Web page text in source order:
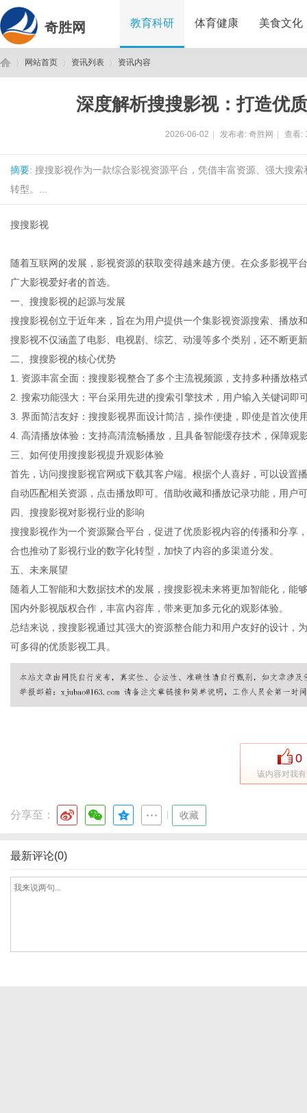
奇胜网 教育科研 体育健康 美食文化
网站首页 资讯列表 资讯内容
深度解析搜搜影视：打造优
2026-06-02 发布者: 奇胜网 查看:
摘要: 搜搜影视作为一款综合影视资源平台，凭借丰富资源、强大搜
转型。...
搜搜影视
随着互联网的发展，影视资源的获取变得越来越方便。在众多影视平
广大影视爱好者的首选。
一、搜搜影视的起源与发展
搜搜影视创立于近年来，旨在为用户提供一个集影视资源搜索、播放
搜影视不仅涵盖了电影、电视剧、综艺、动漫等多个类别，还不断更
二、搜搜影视的核心优势
1. 资源丰富全面：搜搜影视整合了多个主流视频源，支持多种播放格
2. 搜索功能强大：平台采用先进的搜索引擎技术，用户输入关键词即
3. 界面简洁友好：搜搜影视界面设计简洁，操作便捷，即使是首次使
4. 高清播放体验：支持高清流畅播放，且具备智能缓存技术，保障观
三、如何使用搜搜影视提升观影体验
首先，访问搜搜影视官网或下载其客户端。根据个人喜好，可以设置
自动匹配相关资源，点击播放即可。借助收藏和播放记录功能，用户
四、搜搜影视对影视行业的影响
搜搜影视作为一个资源聚合平台，促进了优质影视内容的传播和分享
合也推动了影视行业的数字化转型，加快了内容的多渠道分发。
五、未来展望
随着人工智能和大数据技术的发展，搜搜影视未来将更加智能化，能
国内外影视版权合作，丰富内容库，带来更加多元化的观影体验。
总结来说，搜搜影视通过其强大的资源整合能力和用户友好的设计，
可多得的优质影视工具。
0
该内容对我
分享至： 收藏
最新评论(0)